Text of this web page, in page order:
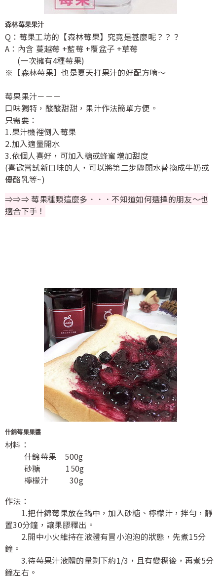
森林莓果果汁
Q：莓果工坊的【森林莓果】究竟是甚麼呢？？？
A：內含 蔓越莓 +藍莓 +覆盆子 +草莓
(一次擁有4種莓果)
※【森林莓果】也是夏天打果汁的好配方唷～
莓果果汁－－－
口味獨特，酸酸甜甜，果汁作法簡單方便。
只需要：
1.果汁機裡倒入莓果
2.加入適量開水
3.依個人喜好，可加入糖或蜂蜜增加甜度
(喜歡嘗試新口味的人，可以將第二步驟開水替換成牛奶或
優酪乳等~)
⇒⇒⇒ 莓果種類這麼多．．．不知道如何選擇的朋友～也
適合下手！
什錦莓果果醬
材料：
什錦莓果 500g
砂糖 150g
檸檬汁 30g
作法：
1.把什錦莓果放在鍋中，加入砂糖、檸檬汁，拌勻，靜
置30分鐘，讓果膠釋出。
2.開中小火維持在液體有冒小泡泡的狀態，先煮15分
鐘。
3.待莓果汁液體的量剩下約1/3，且有變稠後，再煮5分
鐘左右。